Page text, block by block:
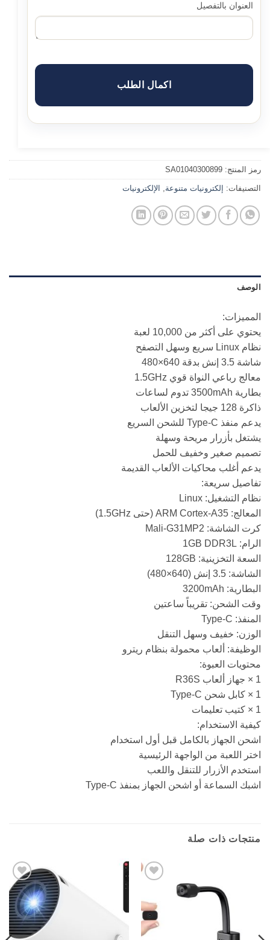
العنوان بالتفصيل
اكمال الطلب
رمز المنتج: SA01040300899
التصنيفات: إلكترونيات متنوعة, الإلكترونيات
الوصف
المميزات:
يحتوي على أكثر من 10,000 لعبة
نظام Linux سريع وسهل التصفح
شاشة 3.5 إنش بدقة 640×480
معالج رباعي النواة قوي 1.5GHz
بطارية 3500mAh تدوم لساعات
ذاكرة 128 جيجا لتخزين الألعاب
يدعم منفذ Type-C للشحن السريع
يشتغل بأزرار مريحة وسهلة
تصميم صغير وخفيف للحمل
يدعم أغلب محاكيات الألعاب القديمة
تفاصيل سريعة:
نظام التشغيل: Linux
المعالج: ARM Cortex-A35 (حتى 1.5GHz)
كرت الشاشة: Mali-G31MP2
الرام: 1GB DDR3L
السعة التخزينية: 128GB
الشاشة: 3.5 إنش (640×480)
البطارية: 3200mAh
وقت الشحن: تقريباً ساعتين
المنفذ: Type-C
الوزن: خفيف وسهل التنقل
الوظيفة: ألعاب محمولة بنظام ريترو
محتويات العبوة:
1 × جهاز ألعاب R36S
1 × كابل شحن Type-C
1 × كتيب تعليمات
كيفية الاستخدام:
اشحن الجهاز بالكامل قبل أول استخدام
اختر اللعبة من الواجهة الرئيسية
استخدم الأزرار للتنقل واللعب
اشبك السماعة أو اشحن الجهاز بمنفذ Type-C
منتجات ذات صلة
Add to
wishlist